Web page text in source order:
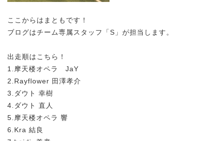
ここからはまともです！
ブログはチーム専属スタッフ「S」が担当します。
出走順はこちら！
1.摩天楼オペラ JaY
2.Rayflower 田澤孝介
3.ダウト 幸樹
4.ダウト 直人
5.摩天楼オペラ 響
6.Kra 結良